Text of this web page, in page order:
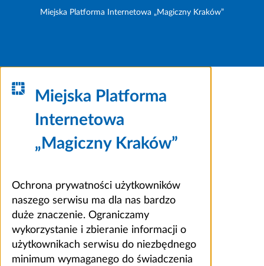
Miejska Platforma Internetowa „Magiczny Kraków”
Miejska Platforma
Internetowa
„Magiczny Kraków”
Ochrona prywatności użytkowników
naszego serwisu ma dla nas bardzo
duże znaczenie. Ograniczamy
wykorzystanie i zbieranie informacji o
użytkownikach serwisu do niezbędnego
minimum wymaganego do świadczenia